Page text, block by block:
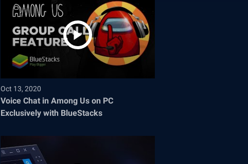
Oct 13, 2020
Voice Chat in Among Us on PC
Exclusively with BlueStacks